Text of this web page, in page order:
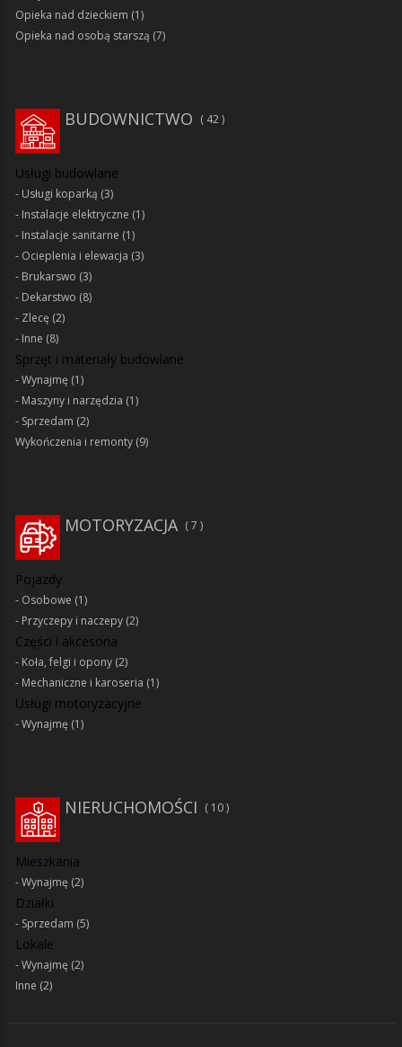
Opieka nad dzieckiem (1)
Opieka nad osobą starszą (7)
BUDOWNICTWO 42
Usługi budowlane
Usługi koparką (3)
Instalacje elektryczne (1)
Instalacje sanitarne (1)
Ocieplenia i elewacja (3)
Brukarswo (3)
Dekarstwo (8)
Zlecę (2)
Inne (8)
Sprzęt i materiały budowlane
Wynajmę (1)
Maszyny i narzędzia (1)
Sprzedam (2)
Wykończenia i remonty (9)
MOTORYZACJA 7
Pojazdy
Osobowe (1)
Przyczepy i naczepy (2)
Części i akcesoria
Koła, felgi i opony (2)
Mechaniczne i karoseria (1)
Usługi motoryzacyjne
Wynajmę (1)
NIERUCHOMOŚCI 10
Mieszkania
Wynajmę (2)
Działki
Sprzedam (5)
Lokale
Wynajmę (2)
Inne (2)